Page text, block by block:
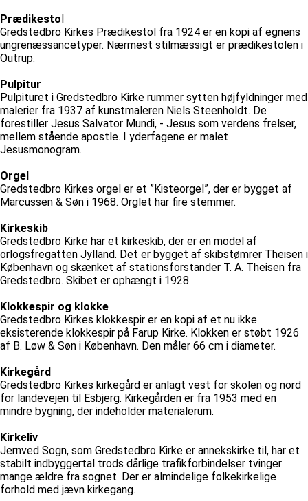
Prædikestol
Gredstedbro Kirkes Prædikestol fra 1924 er en kopi af egnens
ungrenæssancetyper. Nærmest stilmæssigt er prædikestolen i
Outrup.
Pulpitur
Pulpituret i Gredstedbro Kirke rummer sytten højfyldninger med
malerier fra 1937 af kunstmaleren Niels Steenholdt. De
forestiller Jesus Salvator Mundi, - Jesus som verdens frelser,
mellem stående apostle. I yderfagene er malet
Jesusmonogram.
Orgel
Gredstedbro Kirkes orgel er et ”Kisteorgel”, der er bygget af
Marcussen & Søn i 1968. Orglet har fire stemmer.
Kirkeskib
Gredstedbro Kirke har et kirkeskib, der er en model af
orlogsfregatten Jylland. Det er bygget af skibstømrer Theisen i
København og skænket af stationsforstander T. A. Theisen fra
Gredstedbro. Skibet er ophængt i 1928.
Klokkespir og klokke
Gredstedbro Kirkes klokkespir er en kopi af et nu ikke
eksisterende klokkespir på Farup Kirke. Klokken er støbt 1926
af B. Løw & Søn i København. Den måler 66 cm i diameter.
Kirkegård
Gredstedbro Kirkes kirkegård er anlagt vest for skolen og nord
for landevejen til Esbjerg. Kirkegården er fra 1953 med en
mindre bygning, der indeholder materialerum.
Kirkeliv
Jernved Sogn, som Gredstedbro Kirke er annekskirke til, har et
stabilt indbyggertal trods dårlige trafikforbindelser tvinger
mange ældre fra sognet. Der er almindelige folkekirkelige
forhold med jævn kirkegang.